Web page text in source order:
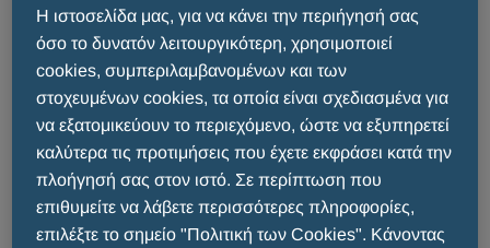
Αναπνευστικό σύστημα
Η ιστοσελίδα μας, για να κάνει την περιήγησή σας
όσο το δυνατόν λειτουργικότερη, χρησιμοποιεί
cookies, συμπεριλαμβανομένων και των
στοχευμένων cookies, τα οποία είναι σχεδιασμένα για
να εξατομικεύουν το περιεχόμενο, ώστε να εξυπηρετεί
καλύτερα τις προτιμήσεις που έχετε εκφράσει κατά την
πλοήγησή σας στον ιστό. Σε περίπτωση που
επιθυμείτε να λάβετε περισσότερες πληροφορίες,
επιλέξτε το σημείο "Πολιτική των Cookies". Κάνοντας